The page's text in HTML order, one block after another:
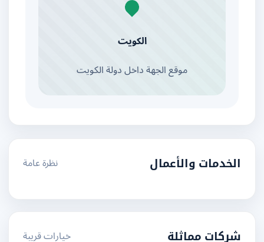
الكويت
موقع الجهة داخل دولة الكويت
الخدمات والأعمال نظرة عامة
شركات مماثلة خيارات قريبة